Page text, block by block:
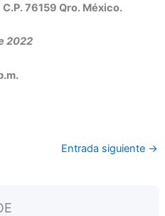
76159 Qro. México.
2022
Entrada siguiente →